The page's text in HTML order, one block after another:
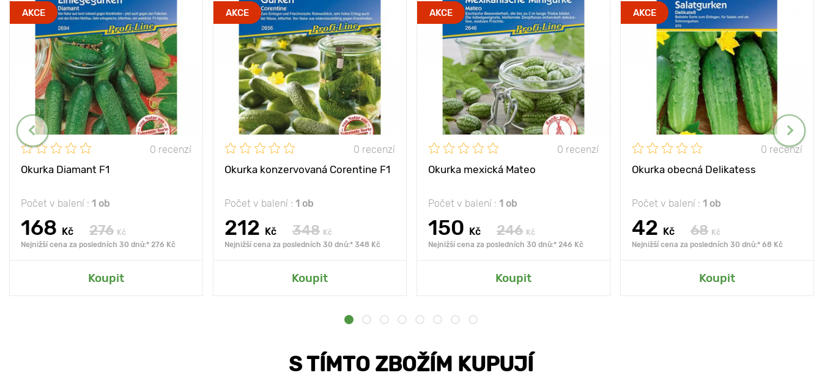
AKCE
0 recenzí
Okurka Diamant F1
Počet v balení : 1 ob
168 Kč 276 Kč
Nejnižší cena za posledních 30 dnů:* 276 Kč
Koupit
AKCE
0 recenzí
Okurka konzervovaná Corentine F1
Počet v balení : 1 ob
212 Kč 348 Kč
Nejnižší cena za posledních 30 dnů:* 348 Kč
Koupit
AKCE
0 recenzí
Okurka mexická Mateo
Počet v balení : 1 ob
150 Kč 246 Kč
Nejnižší cena za posledních 30 dnů:* 246 Kč
Koupit
AKCE
0 recenzí
Okurka obecná Delikatess
Počet v balení : 1 ob
42 Kč 68 Kč
Nejnižší cena za posledních 30 dnů:* 68 Kč
Koupit
S TÍMTO ZBOŽÍM KUPUJÍ